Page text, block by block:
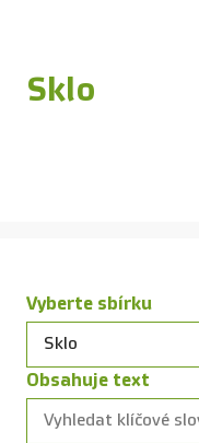
Sklo
Vyberte sbírku
Obsahuje text